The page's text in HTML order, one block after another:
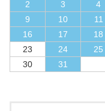
2
3 4
9
10 11
16
17 18
23
24 25
30
31